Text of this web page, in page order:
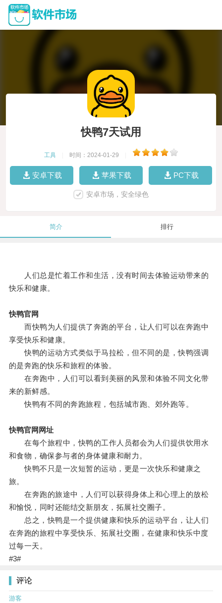
快鸭7天试用
工具 时间：2024-01-29
安卓下载 苹果下载 PC下载
安卓市场，安全绿色
简介 排行
人们总是忙着工作和生活，没有时间去体验运动带来的
快乐和健康。
快鸭官网
而快鸭为人们提供了奔跑的平台，让人们可以在奔跑中
享受快乐和健康。
快鸭的运动方式类似于马拉松，但不同的是，快鸭强调
的是奔跑的快乐和旅程的体验。
在奔跑中，人们可以看到美丽的风景和体验不同文化带
来的新鲜感。
快鸭有不同的奔跑旅程，包括城市跑、郊外跑等。
快鸭官网网址
在每个旅程中，快鸭的工作人员都会为人们提供饮用水
和食物，确保参与者的身体健康和耐力。
快鸭不只是一次短暂的运动，更是一次快乐和健康之
旅。
在奔跑的旅途中，人们可以获得身体上和心理上的放松
和愉悦，同时还能结交新朋友，拓展社交圈子。
总之，快鸭是一个提供健康和快乐的运动平台，让人们
在奔跑的旅程中享受快乐、拓展社交圈，在健康和快乐中度
过每一天。
#3#
评论
游客